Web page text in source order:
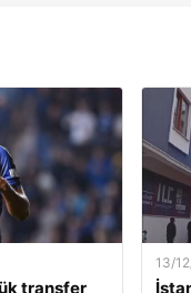
transfer
13/